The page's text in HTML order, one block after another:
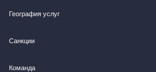
География услуг
Санкции
Команда